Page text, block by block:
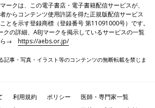
ークは、この電子書店・電子書籍配信サービスが、
からコンテンツ使用許諾を得た正規版配信サービス
とを示す登録商標（登録番号 第11091000号）です。
クの詳細、ABJマークを掲示しているサービスの一覧
ら→https://aebs.or.jp/
記事・写真・イラスト等のコンテンツの無断転載を禁じま
利用規約 ポリシー
医師・専門家一覧